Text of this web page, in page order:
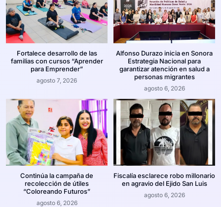
Fortalece desarrollo de las
familias con cursos “Aprender
para Emprender”
agosto 7, 2026
Alfonso Durazo inicia en Sonora
Estrategia Nacional para
garantizar atención en salud a
personas migrantes
agosto 6, 2026
Continúa la campaña de
recolección de útiles
“Coloreando Futuros”
agosto 6, 2026
Fiscalía esclarece robo millonario
en agravio del Ejido San Luis
agosto 6, 2026